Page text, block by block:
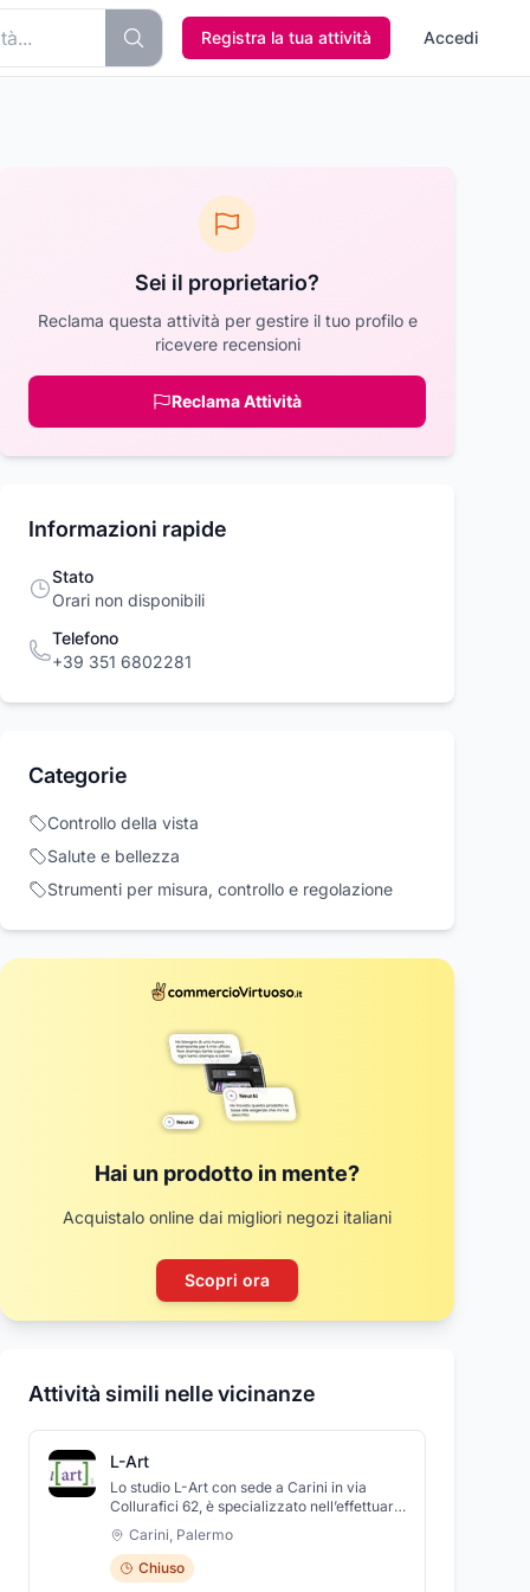
Registra la tua attività Accedi
letto
Laura
380,00 €
LAURA BIZZARRI
commercioVirtuoso.it
Sei il proprietario?
Reclama questa attività per gestire il tuo profilo e
ricevere recensioni
Reclama Attività
Informazioni rapide
Stato
Orari non disponibili
Telefono
+39 351 6802281
Categorie
Controllo della vista
Salute e bellezza
Strumenti per misura, controllo e regolazione
Hai un prodotto in mente?
Acquistalo online dai migliori negozi italiani
Scopri ora
Attività simili nelle vicinanze
L-Art
Lo studio L-Art con sede a Carini in via
Collurafici 62, è specializzato nell’effettuare
controlli non distruttivi e non invasivi per il
settore ambientale. Nello specifico effettua
attività di esecuzione di studi di fattibilità,
ricerche, consulenze, progettazioni o
Carini, Palermo
Chiuso